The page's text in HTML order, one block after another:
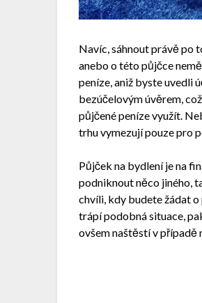
Navíc, sáhnout právě po
anebo o této půjčce
peníze, aniž byste uvedli
bezúčelovým úvěrem,
půjčené peníze využít.
trhu vymezují pouze pro
Půjček na bydlení je na
podniknout něco jiného,
chvíli, kdy budete žádat
trápí podobná situace,
ovšem naštěstí v